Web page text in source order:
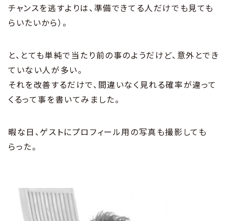
チャンスを逃すよりは、準備できてる人だけでも見ても
らいたいから）。
と、とても単純で当たり前の事のようだけど、意外とでき
ていない人が多い。
それを改善するだけで、間違いなく見れる確率が違って
くるって事を書いてみました。
暇な日、ゲストにプロフィール用の写真も撮影しても
らった。